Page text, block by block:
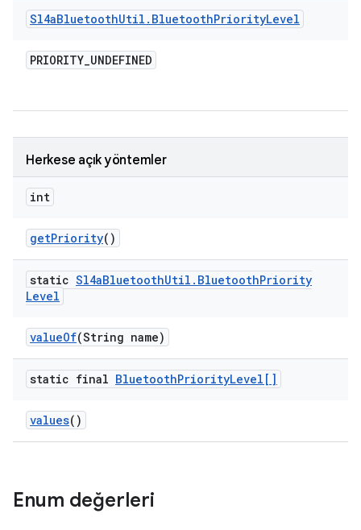
Sl4aBluetoothUtil . BluetoothPriorityLevel
PRIORITY_UNDEFINED
Herkese açık yöntemler
int
getPriority()
static Sl4aBluetoothUtil . BluetoothPriority
Level
valueOf(String name)
static final BluetoothPriorityLevel[]
values()
Enum değerleri